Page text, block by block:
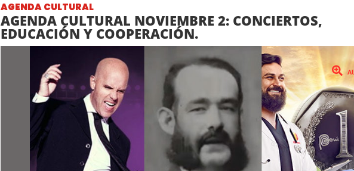
AGENDA CULTURAL
AGENDA CULTURAL NOVIEMBRE 2: CONCIERTOS,
EDUCACIÓN Y COOPERACIÓN.